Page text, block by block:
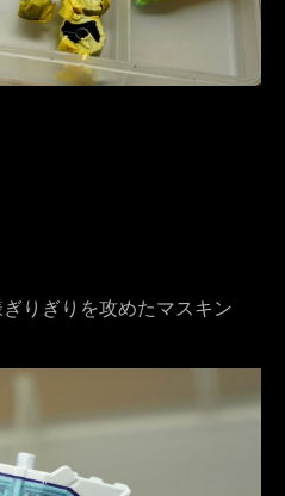
りぎりを攻めたマスキン